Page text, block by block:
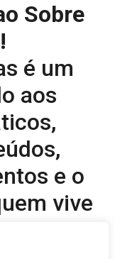
Sobre
é um
aos
e o
vive